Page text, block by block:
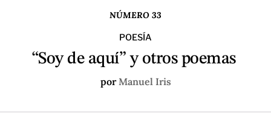
NÚMERO 33
POESÍA
“Soy de aquí” y otros poemas
por Manuel Iris